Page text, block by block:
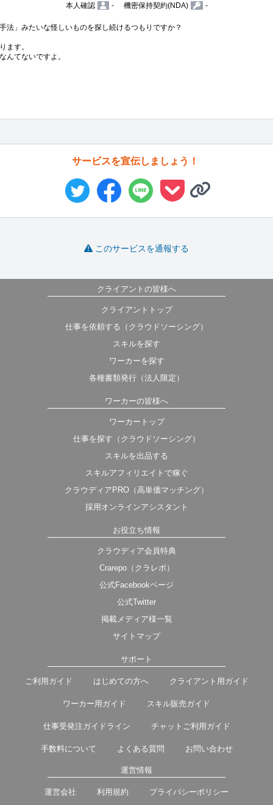
本人確認
- 機密保持契約(NDA) -
法」みたいな怪しいものを探し続けるつもりですか？
ます。
んてないですよ。
サービスを宣伝しましょう！
このサービスを通報する
クライアントの皆様へ
クライアントトップ
仕事を依頼する（クラウドソーシング）
スキルを探す
ワーカーを探す
各種書類発行（法人限定）
ワーカーの皆様へ
ワーカートップ
仕事を探す（クラウドソーシング）
スキルを出品する
スキルアフィリエイトで稼ぐ
クラウディアPRO（高単価マッチング）
採用オンラインアシスタント
お役立ち情報
クラウディア会員特典
Crarepo（クラレポ）
公式Facebookページ
公式Twitter
掲載メディア様一覧
サイトマップ
サポート
ご利用ガイド はじめての方へ クライアント用ガイド
ワーカー用ガイド スキル販売ガイド
仕事受発注ガイドライン チャットご利用ガイド
手数料について よくある質問 お問い合わせ
運営情報
運営会社 利用規約 プライバシーポリシー